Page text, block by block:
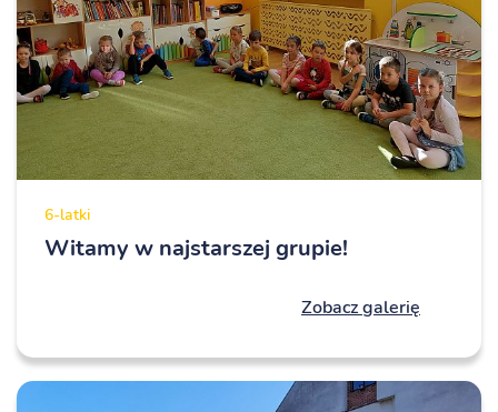
6-latki
Witamy w najstarszej grupie!
Zobacz galerię